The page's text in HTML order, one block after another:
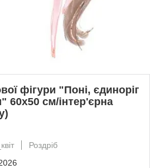
фігури "Поні, єдиноріг
60х50 см/інтер'єрна
Роздріб